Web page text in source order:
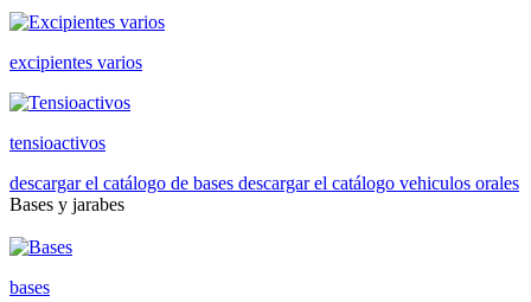
excipientes varios
tensioactivos
descargar el catálogo de bases descargar el catálogo vehiculos orales
Bases y jarabes
bases